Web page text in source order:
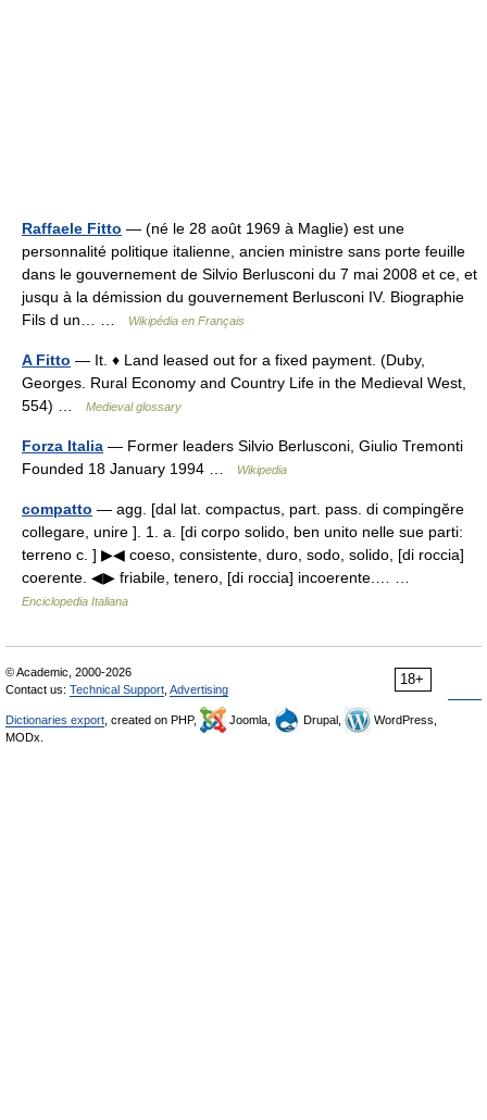
Raffaele Fitto — (né le 28 août 1969 à Maglie) est une
personnalité politique italienne, ancien ministre sans porte feuille
dans le gouvernement de Silvio Berlusconi du 7 mai 2008 et ce, et
jusqu à la démission du gouvernement Berlusconi IV. Biographie
Fils d un… …
Wikipédia en Français
A Fitto — It. ♦ Land leased out for a fixed payment. (Duby,
Georges. Rural Economy and Country Life in the Medieval West,
554) …
Medieval glossary
Forza Italia — Former leaders Silvio Berlusconi, Giulio Tremonti
Founded 18 January 1994 …
Wikipedia
compatto — agg. [dal lat. compactus, part. pass. di compingĕre
collegare, unire ]. 1. a. [di corpo solido, ben unito nelle sue parti:
terreno c. ] ▶◀ coeso, consistente, duro, sodo, solido, [di roccia]
coerente. ◀▶ friabile, tenero, [di roccia] incoerente.… …
Enciclopedia Italiana
18+
© Academic, 2000-2026
Contact us: Technical Support Advertising
Dictionaries export , created on PHP, Joomla, Drupal,
WordPress,
MODx.